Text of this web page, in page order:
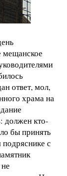
мещанское
ответ, мол,
храма на
должен кто-
бы принять
с